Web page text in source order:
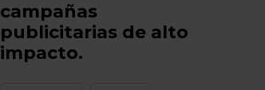
campañas
publicitarias de alto
impacto.